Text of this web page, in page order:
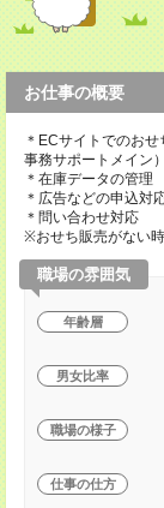
お仕事の概要
＊ECサイトでのお
事務サポートメイン）
＊在庫データの管理
＊広告などの申込対
＊問い合わせ対応
※おせち販売がない
職場の雰囲気
年齢層
男女比率
職場の様子
仕事の仕方